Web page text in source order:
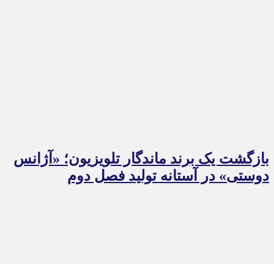
بازگشت یک برند ماندگار تلویزیون؛ «آژانس
دوستی» در آستانه تولید فصل دوم